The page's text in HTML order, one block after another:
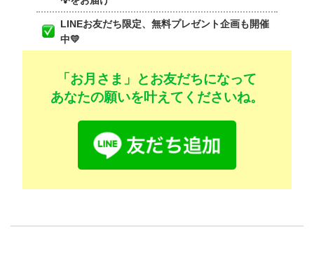
LINEお友だち限定、無料プレゼント企画も開催
中💛
「お月さま」とお友だちになって
あなたの願いを叶えてくださいね。